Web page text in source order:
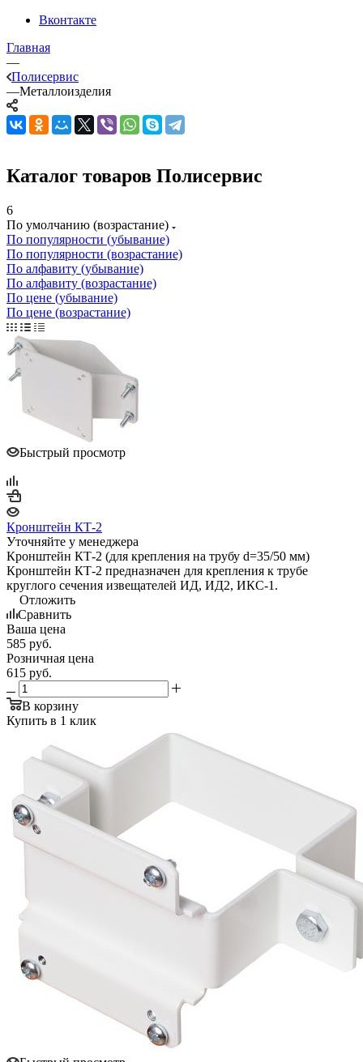
Вконтакте
Главная
—
Полисервис
—Металлоизделия
Каталог товаров Полисервис
6
По умолчанию (возрастание)
По популярности (убывание)
По популярности (возрастание)
По алфавиту (убывание)
По алфавиту (возрастание)
По цене (убывание)
По цене (возрастание)
Быстрый просмотр
Кронштейн КТ-2
Уточняйте у менеджера
Кронштейн КТ-2 (для крепления на трубу d=35/50 мм)
Кронштейн КТ-2 предназначен для крепления к трубе
круглого сечения извещателей ИД, ИД2, ИКС-1.
Отложить
Сравнить
Ваша цена
585 руб.
Розничная цена
615 руб.
В корзину
Купить в 1 клик